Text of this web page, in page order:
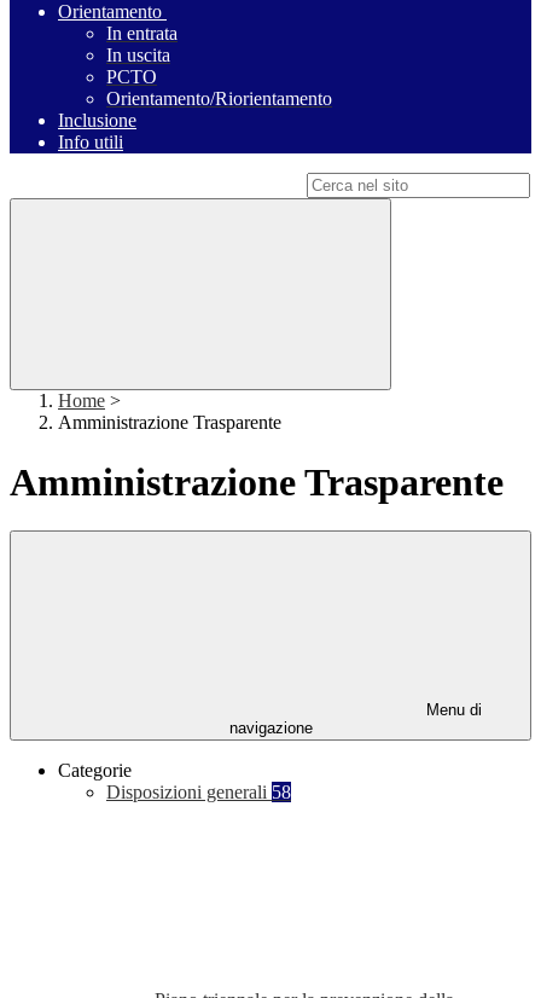
Orientamento
In entrata
In uscita
PCTO
Orientamento/Riorientamento
Inclusione
Info utili
Home >
Amministrazione Trasparente
Amministrazione Trasparente
Menu di
navigazione
Categorie
Disposizioni generali 58